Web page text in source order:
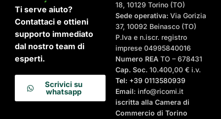
Ti serve aiuto?
Contattaci e ottieni
supporto immediato
dal nostro team di
esperti.
Scrivici su
whatsapp
18, 10129 Torino (TO)
Sede operativa:Via Gorizia
37, 10092 Beinasco (TO)
P.Iva e n.iscr. registro
imprese 04995840016
Numero REA TO – 678431
Cap. Soc.10.400,00 € i.v.
Tel:+39 0113580939
Email: info@ricomi.it
iscritta alla Camera di
Commercio di Torino